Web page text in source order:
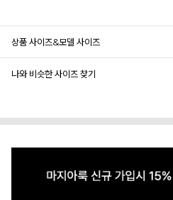
상품 사이즈&모델 사이즈
나와 비슷한 사이즈 찾기